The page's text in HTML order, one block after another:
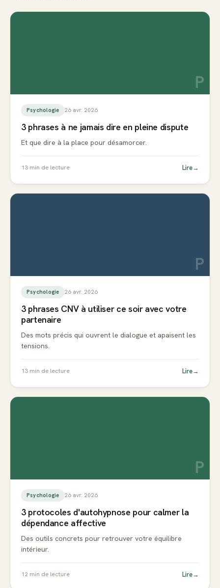
P
Psychologie 26 avr. 2026
3 phrases à ne jamais dire en pleine dispute
Et que dire à la place pour désamorcer.
13 min de lecture Lire→
P
Psychologie 26 avr. 2026
3 phrases CNV à utiliser ce soir avec votre
partenaire
Des mots précis qui ouvrent le dialogue et apaisent les
tensions.
13 min de lecture Lire→
P
Psychologie 26 avr. 2026
3 protocoles d'autohypnose pour calmer la
dépendance affective
Des outils concrets pour retrouver votre équilibre
intérieur.
12 min de lecture Lire→